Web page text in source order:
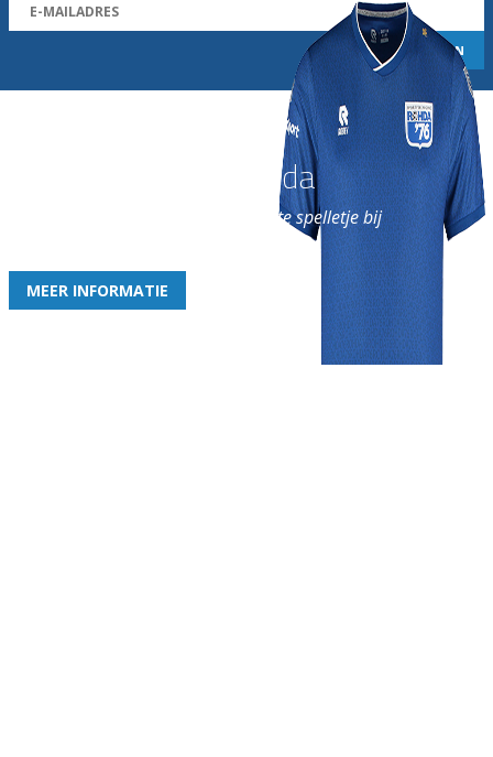
Word nu lid van Rohda
en geniet iedere week van het leukste spelletje bij
MEER INFORMATIE